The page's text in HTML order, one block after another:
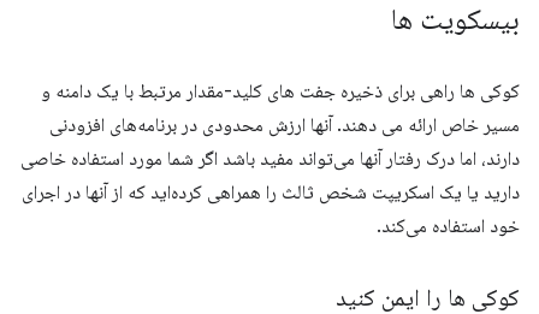
بیسکویت ها
کوکی ها راهی برای ذخیره جفت های کلید-مقدار مرتبط با یک دامنه و
مسیر خاص ارائه می دهند. آنها ارزش محدودی در برنامه‌های افزودنی
دارند، اما درک رفتار آنها می‌تواند مفید باشد اگر شما مورد استفاده خاصی
دارید یا یک اسکریپت شخص ثالث را همراهی کرده‌اید که از آنها در اجرای
خود استفاده می‌کند.
کوکی ها را ایمن کنید